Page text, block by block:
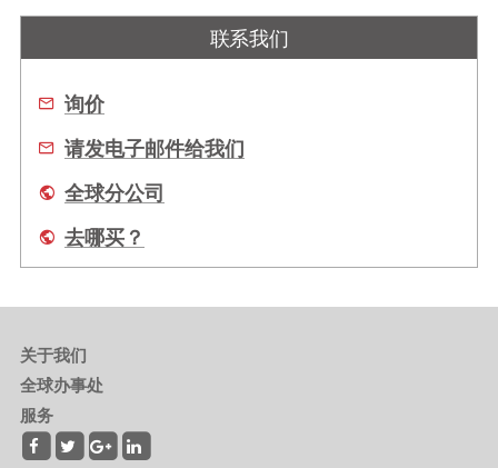
联系我们
询价
请发电子邮件给我们
全球分公司
去哪买？
关于我们
全球办事处
服务